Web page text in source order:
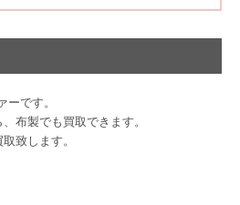
です。
布製でも買取できます。
致します。